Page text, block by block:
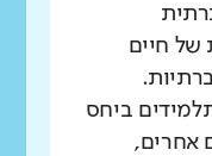
של חיים
ביחס
אחרים,